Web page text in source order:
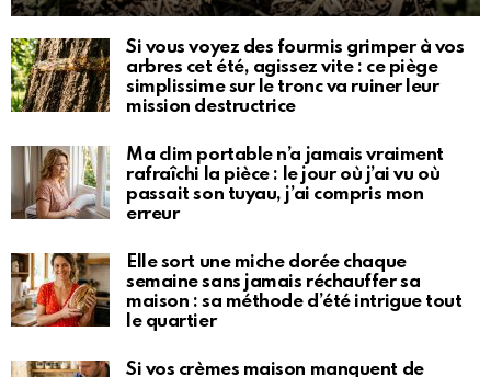
Si vous voyez des fourmis grimper à vos
arbres cet été, agissez vite : ce piège
simplissime sur le tronc va ruiner leur
mission destructrice
Ma clim portable n’a jamais vraiment
rafraîchi la pièce : le jour où j’ai vu où
passait son tuyau, j’ai compris mon
erreur
Elle sort une miche dorée chaque
semaine sans jamais réchauffer sa
maison : sa méthode d’été intrigue tout
le quartier
Si vos crèmes maison manquent de